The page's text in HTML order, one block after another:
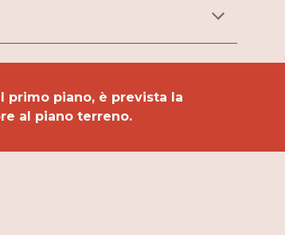
primo piano, è prevista la
al piano terreno.